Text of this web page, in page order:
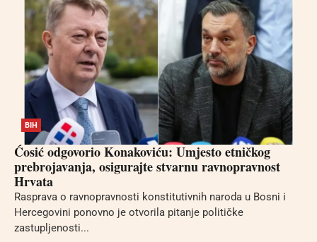
BIH
Ćosić odgovorio Konakoviću: Umjesto etničkog
prebrojavanja, osigurajte stvarnu ravnopravnost
Hrvata
Rasprava o ravnopravnosti konstitutivnih naroda u Bosni i
Hercegovini ponovno je otvorila pitanje političke
zastupljenosti...